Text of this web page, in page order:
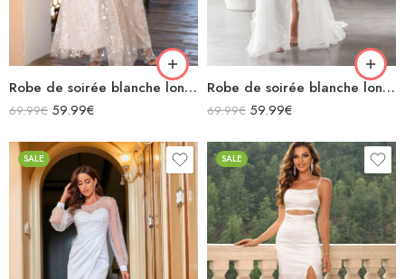
Robe de soirée blanche longue bretelles fines voile avec motifs brillants fendu décolleté
69.99€ 59.99€
Robe de soirée blanche longue sans manches décolleté v dos nu fendue
69.99€ 59.99€
SALE SALE